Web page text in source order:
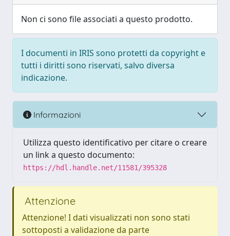
Non ci sono file associati a questo prodotto.
I documenti in IRIS sono protetti da copyright e
tutti i diritti sono riservati, salvo diversa
indicazione.
Informazioni
Utilizza questo identificativo per citare o creare
un link a questo documento:
https://hdl.handle.net/11581/395328
Attenzione
Attenzione! I dati visualizzati non sono stati
sottoposti a validazione da parte